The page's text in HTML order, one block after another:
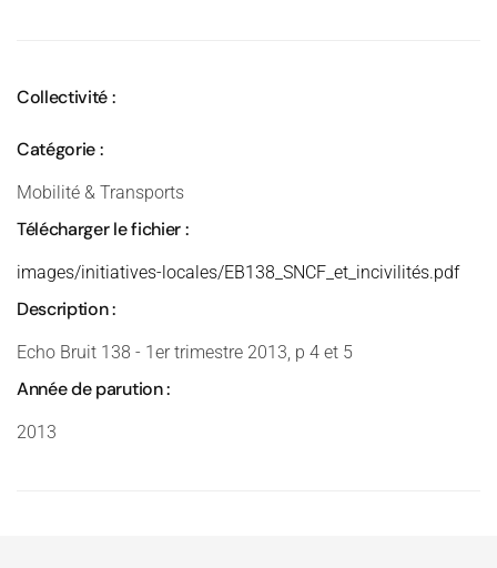
Collectivité :
Catégorie :
Mobilité & Transports
Télécharger le fichier :
images/initiatives-locales/EB138_SNCF_et_incivilités.pdf
Description :
Echo Bruit 138 - 1er trimestre 2013, p 4 et 5
Année de parution :
2013